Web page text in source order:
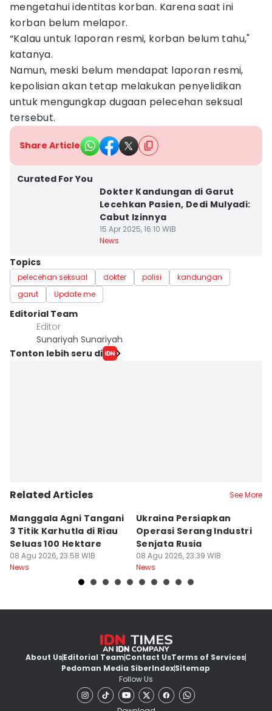
mengetahui identitas korban. Karena saat ini
korban belum melapor.
“Kalau untuk laporan resmi, korban belum tahu,"
katanya.
Namun, meski belum mendapat laporan resmi,
kepolisian akan tetap melakukan penyelidikan
untuk mengungkap dugaan pelecehan seksual
tersebut.
Share Article
Curated For You
Dokter Kandungan di Garut
Lecehkan Pasien, Dedi Mulyadi:
Cabut Izinnya
15 Apr 2025, 16:10 WIB
News
Topics
pelecehan seksual dokter polisi
kandungan
garut
Update me
Editorial Team
Editor
Sunariyah Sunariyah
Tonton lebih seru di
Related Articles See More
Manggala Agni Tangani
3 Titik Karhutla di Riau
Seluas 100 Hektare
08 Agu 2026, 23:58 WIB
News
Ukraina Persiapkan
Operasi Serang Industri
Senjata Rusia
08 Agu 2026, 23:39 WIB
News
About UsEditorial TeamContact UsTerms of Services
Pedoman Media SiberIndexSitemap
Follow Us